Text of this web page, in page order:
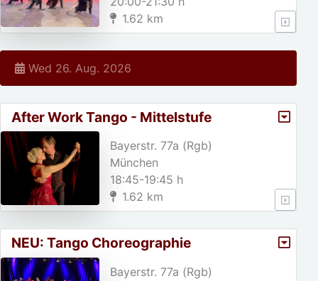
1.62 km
Wed 26. Aug. 2026
After Work Tango - Mittelstufe
Bayerstr. 77a (Rgb)
München
18:45-19:45 h
1.62 km
NEU: Tango Choreographie
(Mittelstufe)
Bayerstr. 77a (Rgb)